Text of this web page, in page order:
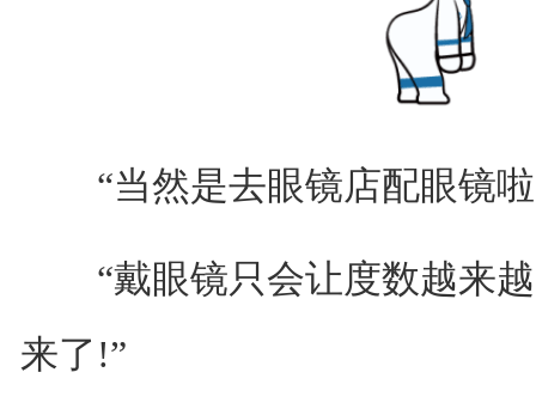
“当然是去眼镜店配眼镜
“戴眼镜只会让度数越来越
来了!”